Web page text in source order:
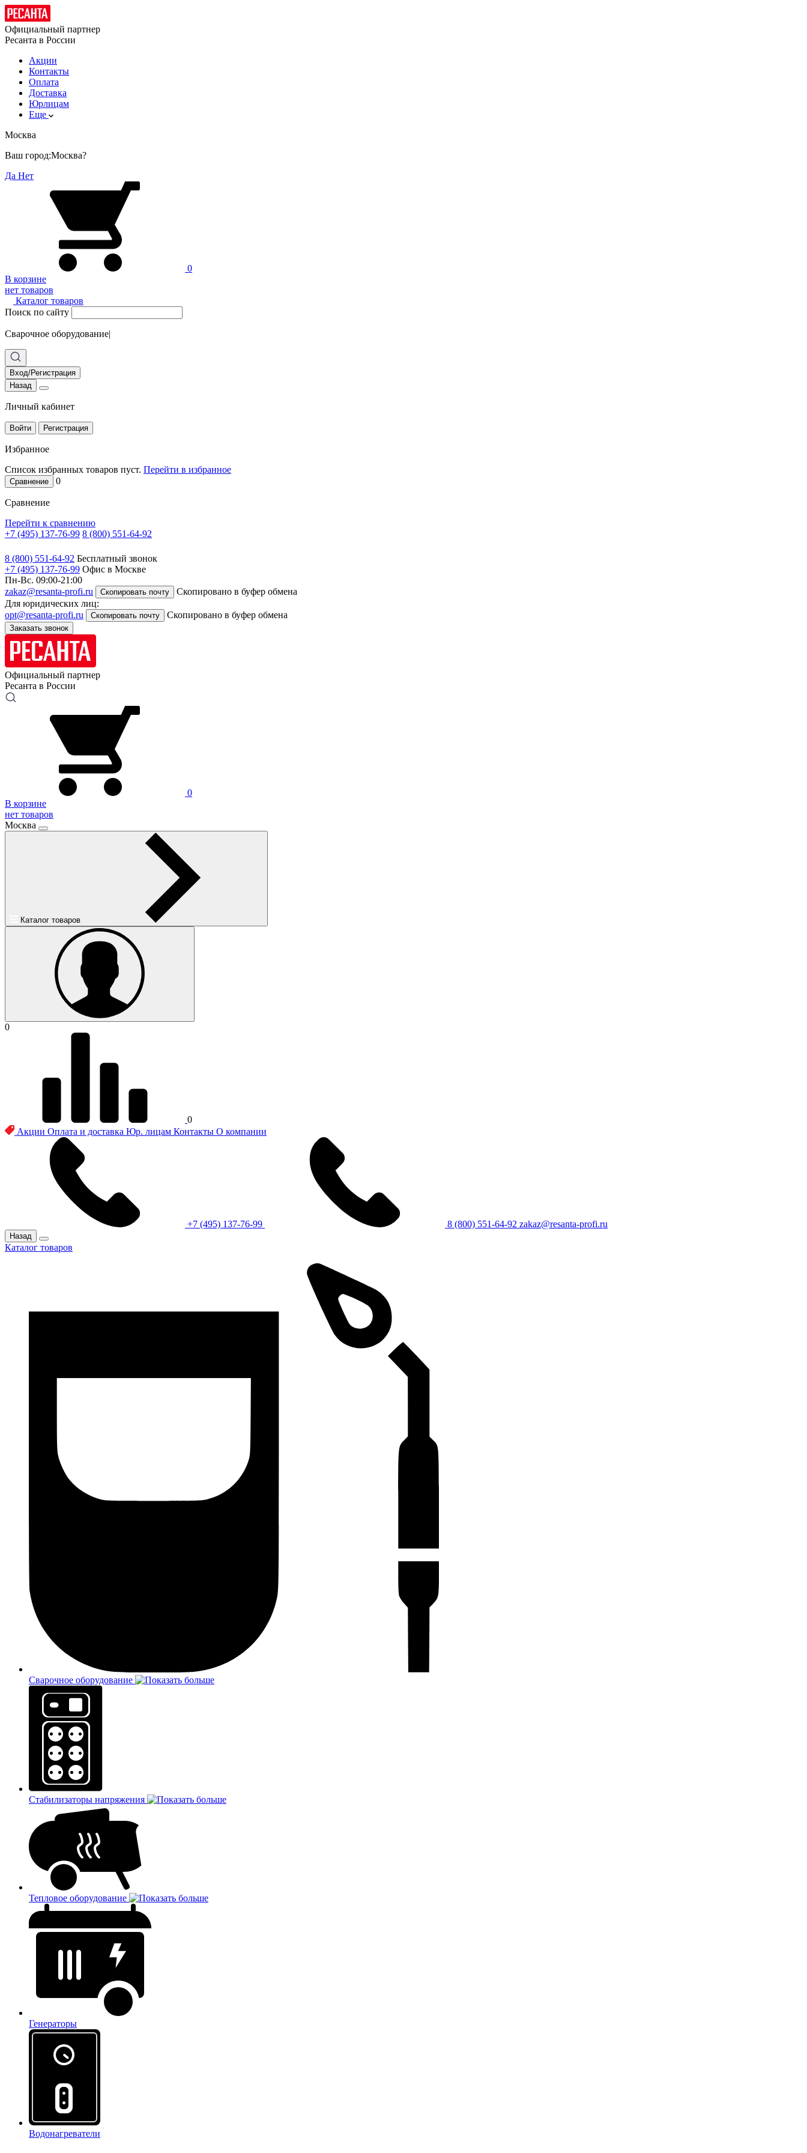
Официальный партнер
Ресанта в России
Акции
Контакты
Оплата
Доставка
Юрлицам
Еще
Москва
Ваш город:Москва?
Да Нет
0
В корзине
нет товаров
Каталог товаров
Поиск по сайту
Сварочное оборудование|
Вход/Регистрация
Назад
Личный кабинет
Войти Регистрация
Избранное
Список избранных товаров пуст. Перейти в избранное
Сравнение 0
Сравнение
Перейти к сравнению
+7 (495) 137-76-99 8 (800) 551-64-92
8 (800) 551-64-92 Бесплатный звонок
+7 (495) 137-76-99 Офис в Москве
Пн-Вс. 09:00-21:00
zakaz@resanta-profi.ru
Скопировать почту
Скопировано в буфер обмена
Для юридических лиц:
opt@resanta-profi.ru
Скопировать почту Скопировано в буфер обмена
Заказать звонок
Официальный партнер
Ресанта в России
0
В корзине
нет товаров
Москва
Каталог товаров
0
0
Акции Оплата и доставка Юр. лицам Контакты О компании
+7 (495) 137-76-99 8 (800) 551-64-92 zakaz@resanta-profi.ru
Назад
Каталог товаров
Сварочное оборудование
Стабилизаторы напряжения
Тепловое оборудование
Генераторы
Водонагреватели